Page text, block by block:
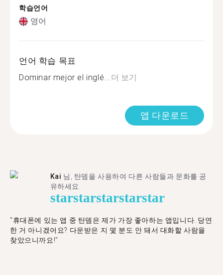
학습언어
영어
언어 학습 목표
Dominar mejor el inglé...더 보기
앱 다운로드
Kai 님, 탄뎀을 사용하여 다른 사람들과 문화를 공
유하세요.
starstarstarstarstar
"휴대폰에 있는 앱 중 탄뎀은 제가 가장 좋아하는 앱입니다. 당연
한 거 아니겠어요? 다운받은 지 몇 분도 안 돼서 대화할 사람을
찾았으니까요!"